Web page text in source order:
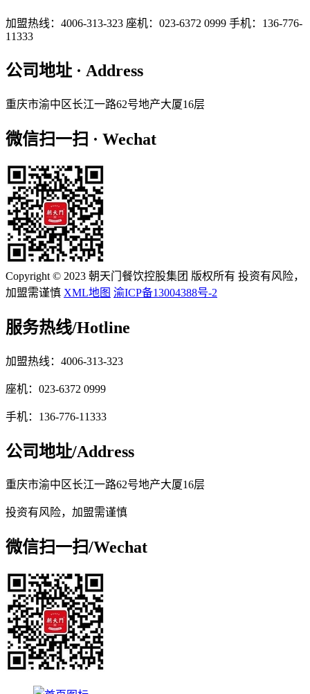
加盟热线：4006-313-323 座机：023-6372 0999 手机：136-776-
11333
公司地址 · Address
重庆市渝中区长江一路62号地产大厦16层
微信扫一扫 · Wechat
Copyright © 2023 朝天门餐饮控股集团 版权所有 投资有风险，
加盟需谨慎 XML地图 渝ICP备13004388号-2
服务热线/Hotline
加盟热线：4006-313-323
座机：023-6372 0999
手机：136-776-11333
公司地址/Address
重庆市渝中区长江一路62号地产大厦16层
投资有风险，加盟需谨慎
微信扫一扫/Wechat